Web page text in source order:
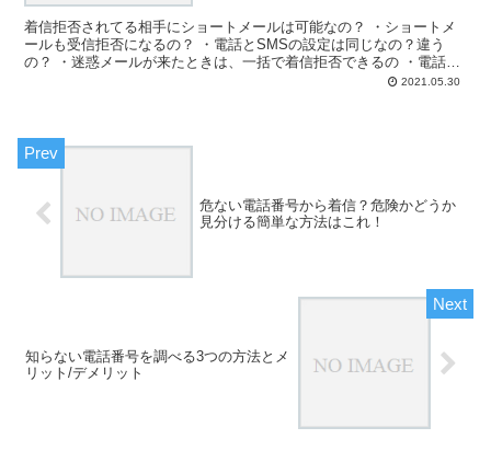
着信拒否されてる相手にショートメールは可能なの？ ・ショートメ
ールも受信拒否になるの？ ・電話とSMSの設定は同じなの？違う
の？ ・迷惑メールが来たときは、一括で着信拒否できるの ・電話と
ショートメールの設定は個別でやるの？ と、お悩みでは...2021.05.30
危ない電話番号から着信？危険かどうか
見分ける簡単な方法はこれ！
知らない電話番号を調べる3つの方法とメ
リット/デメリット